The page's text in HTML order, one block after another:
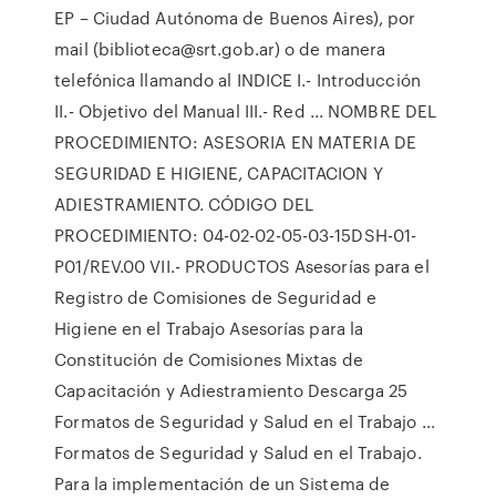
EP – Ciudad Autónoma de Buenos Aires), por
mail (biblioteca@srt.gob.ar) o de manera
telefónica llamando al INDICE I.- Introducción
II.- Objetivo del Manual III.- Red ... NOMBRE DEL
PROCEDIMIENTO: ASESORIA EN MATERIA DE
SEGURIDAD E HIGIENE, CAPACITACION Y
ADIESTRAMIENTO. CÓDIGO DEL
PROCEDIMIENTO: 04-02-02-05-03-15DSH-01-
P01/REV.00 VII.- PRODUCTOS Asesorías para el
Registro de Comisiones de Seguridad e
Higiene en el Trabajo Asesorías para la
Constitución de Comisiones Mixtas de
Capacitación y Adiestramiento Descarga 25
Formatos de Seguridad y Salud en el Trabajo ...
Formatos de Seguridad y Salud en el Trabajo.
Para la implementación de un Sistema de